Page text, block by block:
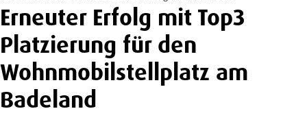
Erneuter Erfolg mit Top3
Platzierung für den
Wohnmobilstellplatz am
Badeland